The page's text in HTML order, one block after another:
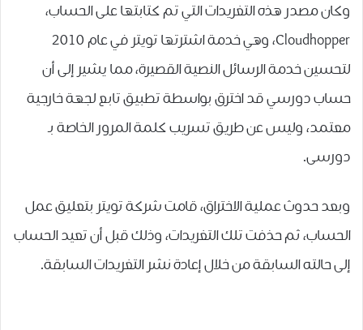
ﻭﻛﺎﻥ ﻣﺼﺪﺭ هذه ﺍﻟﺘﻐﺮﻳﺪﺍﺕ ﺍﻟﺘﻲ ﺗﻢ ﻛﺘﺎﺑﺘﻬﺎ ﻋﻠﻰ ﺍﻟﺤﺴﺎﺏ،
Cloudhopper، ﻭﻫﻲ ﺧﺪﻣﺔ ﺍﺷﺘﺮﺗﻬﺎ ﺗﻮﻳﺘﺮ ﻓﻲ ﻋﺎﻡ 2010
ﻟﺘﺤﺴﻴﻦ ﺧﺪﻣﺔ ﺍﻟﺮﺳﺎﺋﻞ ﺍﻟﻨﺼﻴﺔ ﺍﻟﻘﺼﻴﺮﺓ، ﻣﻤﺎ ﻳﺸﻴﺮ ﺇﻟﻰ ﺃﻥ
ﺣﺴﺎﺏ ﺩﻭﺭﺳﻲ ﻗﺪ ﺍﺧﺘﺮﻕ ﺑﻮﺍﺳﻄﺔ ﺗﻄﺒﻴﻖ ﺗﺎﺑﻊ ﻟﺠﻬﺔ ﺧﺎﺭﺟﻴﺔ
ﻣﻌﺘﻤﺪ، ﻭﻟﻴﺲ ﻋﻦ ﻃﺮﻳﻖ ﺗﺴﺮﻳﺐ ﻛﻠﻤﺔ ﺍﻟﻤﺮﻭﺭ ﺍﻟﺨﺎﺻﺔ ﺑـ
ﺩﻭﺭﺳﻰ.
ﻭﺑﻌﺪ حدوث ﻋﻤﻠﻴﺔ ﺍﻻﺧﺘﺮﺍﻕ، ﻗﺎﻣﺖ ﺷﺮﻛﺔ ﺗﻮﻳﺘﺮ ﺑﺘﻌﻠﻴﻖ ﻋﻤﻞ
ﺍﻟﺤﺴﺎﺏ، ﺛﻢ ﺣﺬﻓﺖ ﺗﻠﻚ ﺍﻟﺘﻐﺮﻳﺪﺍﺕ، ﻭﺫﻟﻚ ﻗﺒﻞ ﺃﻥ ﺗﻌﻴﺪ ﺍﻟﺤﺴﺎﺏ
ﺇﻟﻰ ﺣﺎﻟﺘﻪ ﺍﻟﺴﺎﺑﻘﺔ ﻣﻦ ﺧﻼﻝ ﺇﻋﺎﺩﺓ ﻧﺸﺮ ﺍﻟﺘﻐﺮﻳﺪﺍﺕ ﺍﻟﺴﺎﺑﻘﺔ.